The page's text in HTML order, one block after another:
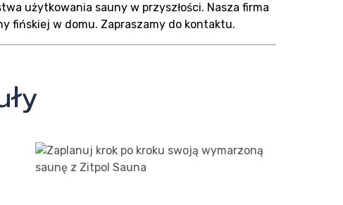
użytkowania sauny w przyszłości. Nasza firma
fińskiej w domu. Zapraszamy do kontaktu.